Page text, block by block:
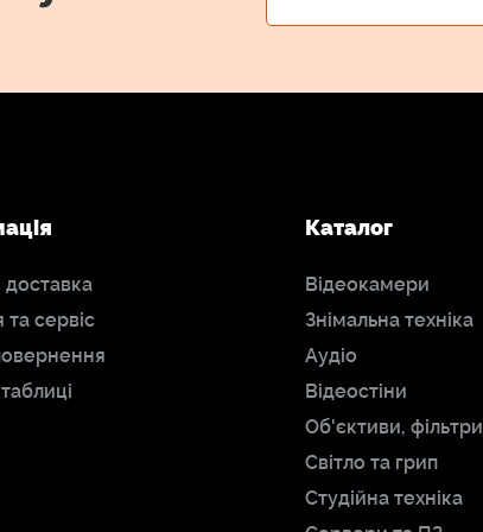
доставка
та сервіс
Каталог
Відеокамери
Знімальна техніка
Аудіо
Відеостіни
Об'єктиви, фільтри
Світло та грип
Студійна техніка